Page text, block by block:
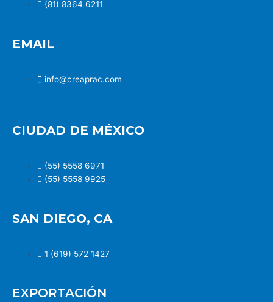
(81) 8364 6211
EMAIL
info@creaprac.com
CIUDAD DE MÉXICO
(55) 5558 6971
(55) 5558 9925
SAN DIEGO, CA
1 (619) 572 1427
EXPORTACIÓN